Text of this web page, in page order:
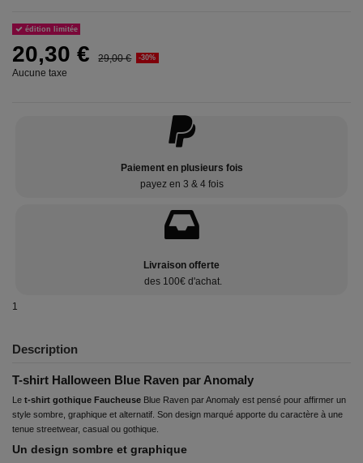
édition limitée
20,30 € 29,00 € -30%
Aucune taxe
Paiement en plusieurs fois
payez en 3 & 4 fois
Livraison offerte
des 100€ d'achat.
1
Description
T-shirt Halloween Blue Raven par Anomaly
Le t-shirt gothique Faucheuse Blue Raven par Anomaly est pensé pour affirmer un
style sombre, graphique et alternatif. Son design marqué apporte du caractère à une
tenue streetwear, casual ou gothique.
Un design sombre et graphique